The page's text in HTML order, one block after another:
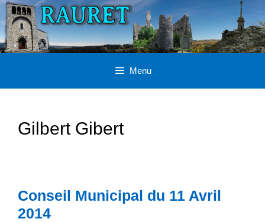
Aller
au
contenu
Menu
Gilbert Gibert
Conseil Municipal du 11 Avril
2014